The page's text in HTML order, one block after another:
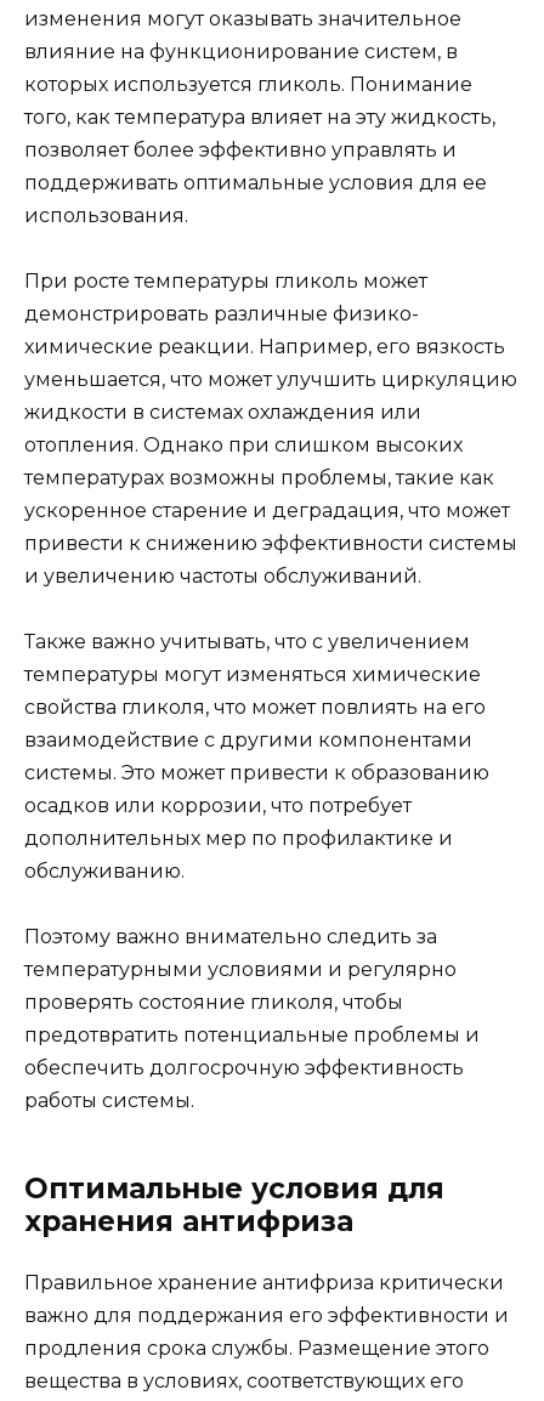
изменения могут оказывать значительное
влияние на функционирование систем, в
которых используется гликоль. Понимание
того, как температура влияет на эту жидкость,
позволяет более эффективно управлять и
поддерживать оптимальные условия для ее
использования.
При росте температуры гликоль может
демонстрировать различные физико-
химические реакции. Например, его вязкость
уменьшается, что может улучшить циркуляцию
жидкости в системах охлаждения или
отопления. Однако при слишком высоких
температурах возможны проблемы, такие как
ускоренное старение и деградация, что может
привести к снижению эффективности системы
и увеличению частоты обслуживаний.
Также важно учитывать, что с увеличением
температуры могут изменяться химические
свойства гликоля, что может повлиять на его
взаимодействие с другими компонентами
системы. Это может привести к образованию
осадков или коррозии, что потребует
дополнительных мер по профилактике и
обслуживанию.
Поэтому важно внимательно следить за
температурными условиями и регулярно
проверять состояние гликоля, чтобы
предотвратить потенциальные проблемы и
обеспечить долгосрочную эффективность
работы системы.
Оптимальные условия для
хранения антифриза
Правильное хранение антифриза критически
важно для поддержания его эффективности и
продления срока службы. Размещение этого
вещества в условиях, соответствующих его